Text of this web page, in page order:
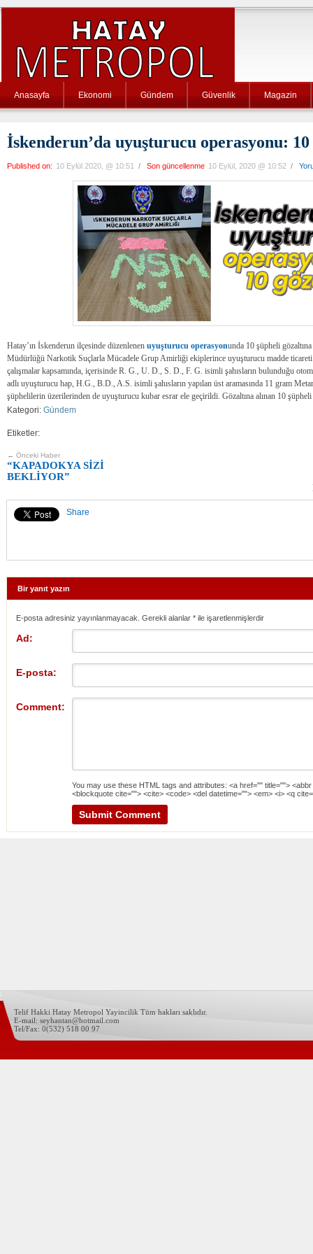
Anasayfa Ekonomi Gündem Güvenlik Magazin
İskenderun’da uyuşturucu operasyonu: 10
Published on: 10 Eylül 2020, @ 10:51 / Son güncellenme 10 Eylül, 2020 @ 10:52 /
Hatay’ın İskenderun ilçesinde düzenlenen uyuşturucu operasyonunda 10 şüpheli
Müdürlüğü Narkotik Suçlarla Mücadele Grup Amirliği ekiplerince uyuşturucu madde ticareti
çalışmalar kapsamında, içerisinde R. G., U. D., S. D., F. G. isimli şahısların bulunduğu
adlı uyuşturucu hap, H.G., B.D., A.S. isimli şahısların yapılan üst aramasında 11 gram
şüphelilerin üzerilerinden de uyuşturucu kubar esrar ele geçirildi. Gözaltına alınan 10 şüpheli
Kategori: Gündem
Etiketler:
← Önceki Haber
“KAPADOKYA SİZİ
BEKLİYOR”
Share
Bir yanıt yazın
E-posta adresiniz yayınlanmayacak. Gerekli alanlar * ile işaretlenmişlerdir
Ad:
E-posta:
Comment:
You may use these HTML tags and attributes: <a href="" title="">
<blockquote cite=""> <cite> <code> <del datetime=""> <em> <i> <q
Telif Hakki Hatay Metropol Yayincilik Tüm hakları saklıdır.
E-mail: seyhantan@hotmail.com
Tel/Fax: 0(532) 518 00 97